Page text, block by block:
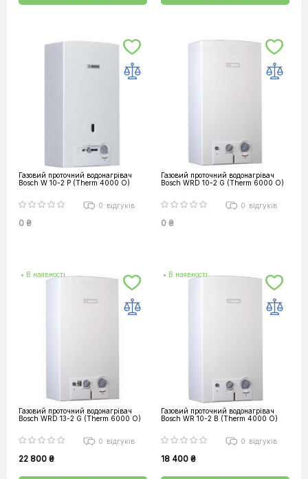
Газовий проточний водонагрівач
Bosch W 10-2 P (Therm 4000 O)
0 відгуків
0 ₴
Газовий проточний водонагрівач
Bosch WRD 10-2 G (Therm 6000 O)
0 відгуків
0 ₴
• В наявності
Газовий проточний водонагрівач
Bosch WRD 13-2 G (Therm 6000 O)
0 відгуків
22 800 ₴
• В наявності
Газовий проточний водонагрівач
Bosch WR 10-2 B (Therm 4000 O)
0 відгуків
18 400 ₴